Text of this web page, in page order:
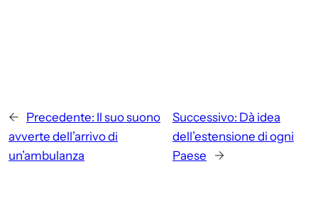
← Precedente: Il suo suono
avverte dell’arrivo di
un’ambulanza
Successivo: Dà idea
dell’estensione di ogni
Paese
→